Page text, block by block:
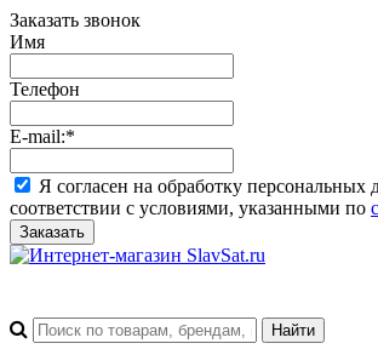
Заказать звонок
Имя
Телефон
E-mail:*
Я согласен на обработку персональных
соответствии с условиями, указанными по
Заказать